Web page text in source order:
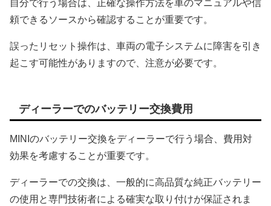
自分で行う場合は、正確な操作方法を車のマニュアルや信
頼できるソースから確認することが重要です。
誤ったリセット操作は、車両の電子システムに障害を引き
起こす可能性がありますので、注意が必要です。
ディーラーでのバッテリー交換費用
MINIのバッテリー交換をディーラーで行う場合、費用対
効果を考慮することが重要です。
ディーラーでの交換は、一般的に高品質な純正バッテリー
の使用と専門技術者による確実な取り付けが保証されま